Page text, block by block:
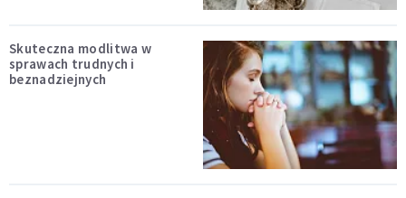
Skuteczna modlitwa w
sprawach trudnych i
beznadziejnych